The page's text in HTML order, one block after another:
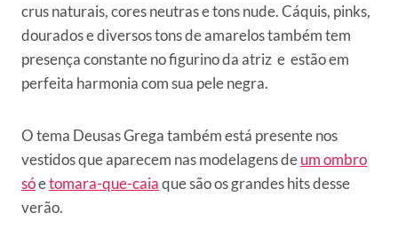
crus naturais, cores neutras e tons nude. Cáquis, pinks,
dourados e diversos tons de amarelos também tem
presença constante no figurino da atriz e estão em
perfeita harmonia com sua pele negra.
O tema Deusas Grega também está presente nos
vestidos que aparecem nas modelagens deum ombro
sóetomara-que-caiaque são os grandes hits desse
verão.